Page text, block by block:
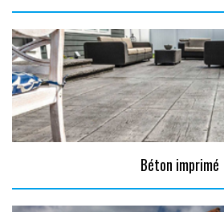
Béton imprimé